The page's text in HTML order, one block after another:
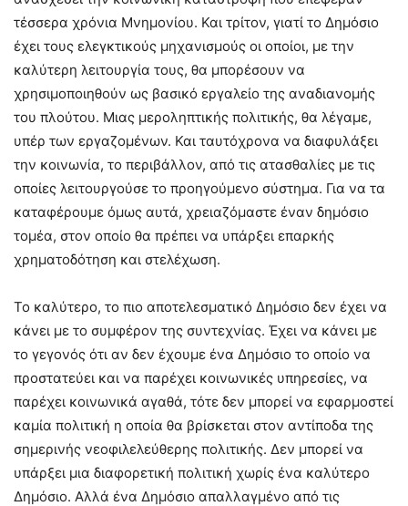
τέσσερα χρόνια Μνημονίου. Και τρίτον, γιατί το Δημόσιο
έχει τους ελεγκτικούς μηχανισμούς οι οποίοι, με την
καλύτερη λειτουργία τους, θα μπορέσουν να
χρησιμοποιηθούν ως βασικό εργαλείο της αναδιανομής
του πλούτου. Μιας μεροληπτικής πολιτικής, θα λέγαμε,
υπέρ των εργαζομένων. Και ταυτόχρονα να διαφυλάξει
την κοινωνία, το περιβάλλον, από τις ατασθαλίες με τις
οποίες λειτουργούσε το προηγούμενο σύστημα. Για να τα
καταφέρουμε όμως αυτά, χρειαζόμαστε έναν δημόσιο
τομέα, στον οποίο θα πρέπει να υπάρξει επαρκής
χρηματοδότηση και στελέχωση.
Το καλύτερο, το πιο αποτελεσματικό Δημόσιο δεν έχει να
κάνει με το συμφέρον της συντεχνίας. Έχει να κάνει με
το γεγονός ότι αν δεν έχουμε ένα Δημόσιο το οποίο να
προστατεύει και να παρέχει κοινωνικές υπηρεσίες, να
παρέχει κοινωνικά αγαθά, τότε δεν μπορεί να εφαρμοστεί
καμία πολιτική η οποία θα βρίσκεται στον αντίποδα της
σημερινής νεοφιλελεύθερης πολιτικής. Δεν μπορεί να
υπάρξει μια διαφορετική πολιτική χωρίς ένα καλύτερο
Δημόσιο. Αλλά ένα Δημόσιο απαλλαγμένο από τις